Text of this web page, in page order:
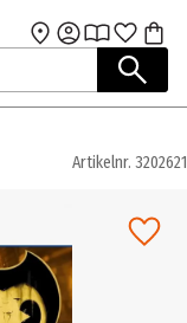
Artikelnr. 3202621